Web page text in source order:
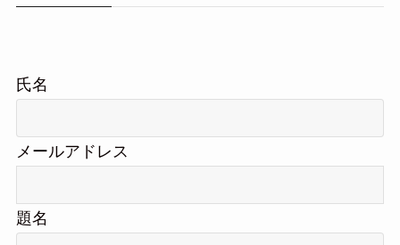
氏名
メールアドレス
題名